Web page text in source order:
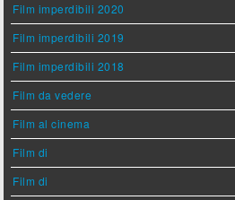
Film imperdibili 2020
Film imperdibili 2019
Film imperdibili 2018
Film da vedere
Film al cinema
Film di
Film di